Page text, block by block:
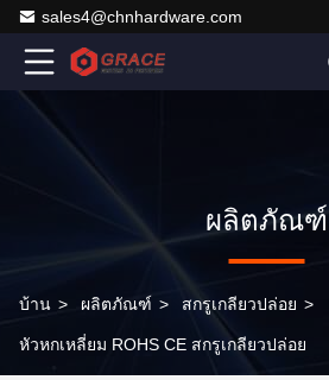
sales4@chnhardware.com
ผลิตภัณฑ์
บ้าน > ผลิตภัณฑ์ > สกรูเกลียวปล่อย >
หัวหกเหลี่ยม ROHS CE สกรูเกลียวปล่อย